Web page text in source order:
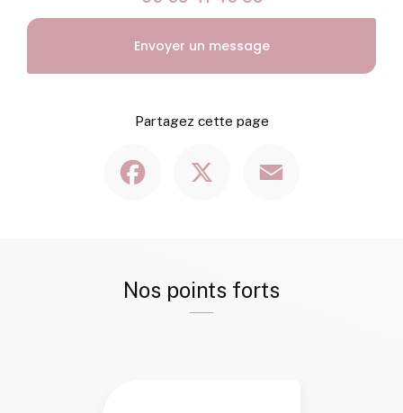
Envoyer un message
Partagez cette page
Nos points forts